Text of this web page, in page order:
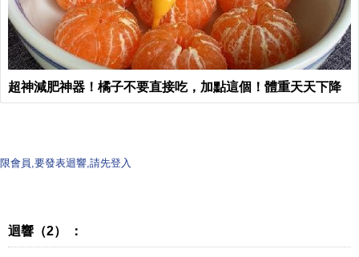
超神減肥神器！橘子不要直接吃，加點這個！體重天天下降
限會員,要發表迴響,請先登入
迴響（2） ：